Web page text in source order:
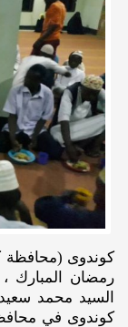
كوندوى (محافظة
رمضان المبارك
السيد محمد
كوندوى في